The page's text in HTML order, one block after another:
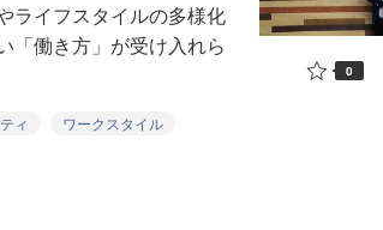
ライフスタイルの多様化
「働き方」が受け入れら
ィ
ワークスタイル
0